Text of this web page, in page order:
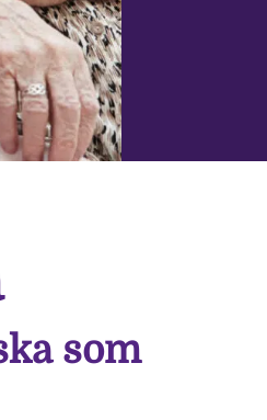
som